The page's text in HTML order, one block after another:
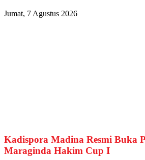
Jumat, 7 Agustus 2026
Kadispora Madina Resmi Buka
Maraginda Hakim Cup I